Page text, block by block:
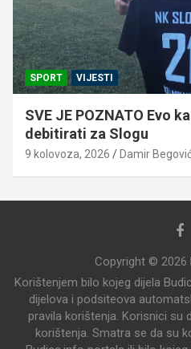
SPORT VIJESTI
SVE JE POZNATO Evo
debitirati za Slogu
9 kolovoza, 2026 Damir
Copyright © 2026
Korištenjem bilo kojeg dijela
dijelova i podsiteova
pravila korištenja. Korisnici su
korištenja. Smatra se da su